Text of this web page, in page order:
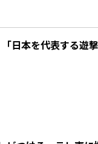
日本を代表する遊